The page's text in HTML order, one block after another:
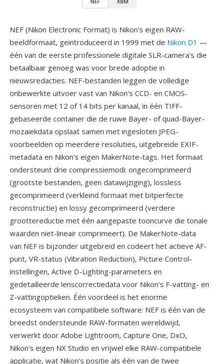
NEF (Nikon Electronic Format) is Nikon's eigen RAW-
beeldformaat, geintroduceerd in 1999 met de Nikon D1 —
één van de eerste professionele digitale SLR-camera's die
betaalbaar genoeg was voor brede adoptie in
nieuwsredacties. NEF-bestanden leggen de volledige
onbewerkte uitvoer vast van Nikon's CCD- en CMOS-
sensoren met 12 of 14 bits per kanaal, in één TIFF-
gebaseerde container die de ruwe Bayer- of quad-Bayer-
mozaiekdata opslaat samen met ingesloten JPEG-
voorbeelden op meerdere resoluties, uitgebreide EXIF-
metadata en Nikon's eigen MakerNote-tags. Het formaat
ondersteunt drie compressiemodi: ongecomprimeerd
(grootste bestanden, geen datawijziging), lossless
gecomprimeerd (verkleind formaat met bitperfecte
reconstructie) en lossy gecomprimeerd (verdere
groottereductie met één aangepaste tooncurve die tonale
waarden niet-lineair comprimeert). De MakerNote-data
van NEF is bijzonder uitgebreid en codeert het actieve AF-
punt, VR-status (Vibration Reduction), Picture Control-
instellingen, Active D-Lighting-parameters en
gedetailleerde lenscorrectiedata voor Nikon's F-vatting- en
Z-vattingoptieken. Één voordeel is het enorme
ecosysteem van compatibele software: NEF is één van de
breedst ondersteunde RAW-formaten wereldwijd,
verwerkt door Adobe Lightroom, Capture One, DxO,
Nikon's eigen NX Studio en vrijwel elke RAW-compatibele
applicatie, wat Nikon's positie als één van de twee